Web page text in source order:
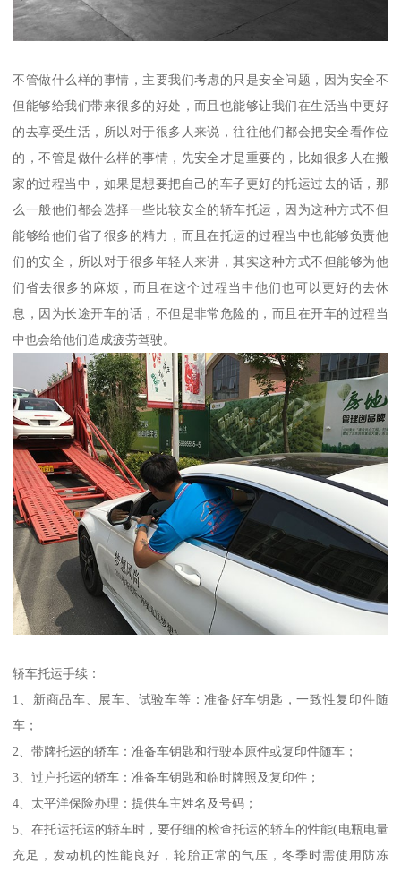
不管做什么样的事情，主要我们考虑的只是安全问题，因为安全不
但能够给我们带来很多的好处，而且也能够让我们在生活当中更好
的去享受生活，所以对于很多人来说，往往他们都会把安全看作位
的，不管是做什么样的事情，先安全才是重要的，比如很多人在搬
家的过程当中，如果是想要把自己的车子更好的托运过去的话，那
么一般他们都会选择一些比较安全的轿车托运，因为这种方式不但
能够给他们省了很多的精力，而且在托运的过程当中也能够负责他
们的安全，所以对于很多年轻人来讲，其实这种方式不但能够为他
们省去很多的麻烦，而且在这个过程当中他们也可以更好的去休
息，因为长途开车的话，不但是非常危险的，而且在开车的过程当
中也会给他们造成疲劳驾驶。
轿车托运手续：
1、新商品车、展车、试验车等：准备好车钥匙，一致性复印件随
车；
2、带牌托运的轿车：准备车钥匙和行驶本原件或复印件随车；
3、过户托运的轿车：准备车钥匙和临时牌照及复印件；
4、太平洋保险办理：提供车主姓名及号码；
5、在托运托运的轿车时，要仔细的检查托运的轿车的性能(电瓶电量
充足，发动机的性能良好，轮胎正常的气压，冬季时需使用防冻